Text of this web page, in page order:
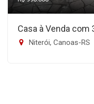
Casa à Venda com
Niterói, Canoas-RS